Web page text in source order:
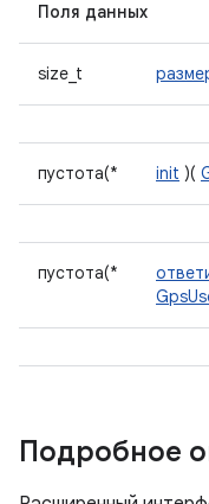
Поля данных
size_t
пустота(* init )(
пустота(*
Подробное